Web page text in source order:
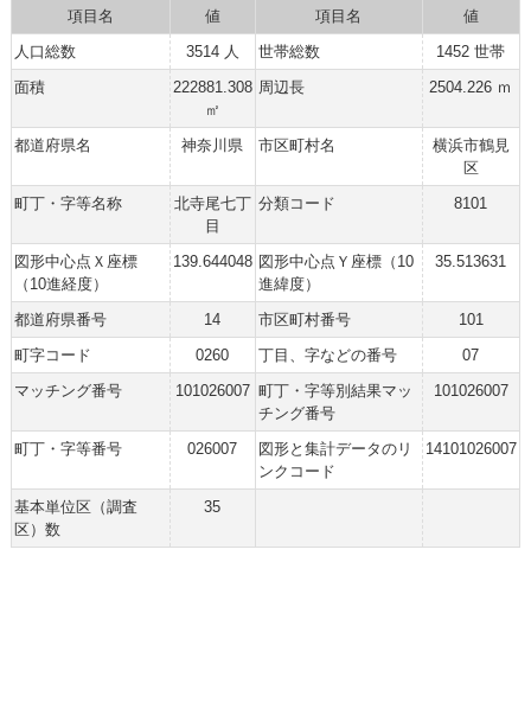
項目名 値 項目名
値
人口総数
3514 人 世帯総数
1452 世帯
面積
222881.308
㎡
周辺長 2504.226 ｍ
都道府県名 神奈川県 市区町村名
横浜市鶴見
区
町丁・字等名称
北寺尾七丁
目
分類コード 8101
図形中心点Ｘ座標
（10進経度）
139.644048 図形中心点Ｙ座標（10
進緯度）
35.513631
都道府県番号 14 市区町村番号
101
町字コード
0260 丁目、字などの番号
07
マッチング番号
101026007 町丁・字等別結果マッ
チング番号
101026007
町丁・字等番号 026007
図形と集計データのリ
ンクコード
14101026007
基本単位区（調査
区）数
35